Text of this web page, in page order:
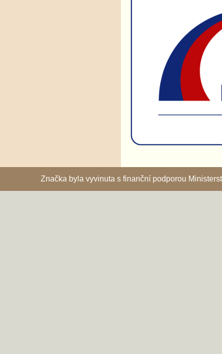
Značka byla vyvinuta s finanční podporou